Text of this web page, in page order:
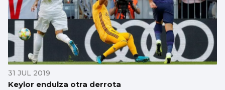
31 JUL 2019
Keylor endulza otra derrota